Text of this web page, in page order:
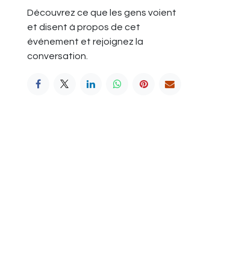
Découvrez ce que les gens voient
et disent à propos de cet
événement et rejoignez la
conversation.